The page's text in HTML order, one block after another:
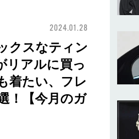
2024.01.28
クスなティン
リアルに買っ
着たい、フレ
！【今月のガ